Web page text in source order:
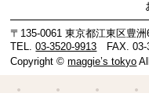
〒135-0061 東京都江東区豊洲
TEL.03-3520-9913 FAX. 03-
Copyright ©maggie’s tokyo